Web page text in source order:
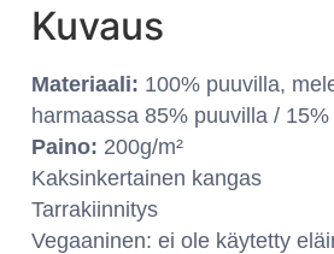
Kuvaus
Materiaali: 100% puuvilla,
harmaassa 85% puuvilla /
Paino: 200g/m²
Kaksinkertainen kangas
Tarrakiinnitys
Vegaaninen: ei ole käytetty